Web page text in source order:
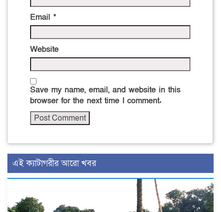
Email *
Website
Save my name, email, and website in this
browser for the next time I comment.
এই ক্যাটাগরীর আরো খবর